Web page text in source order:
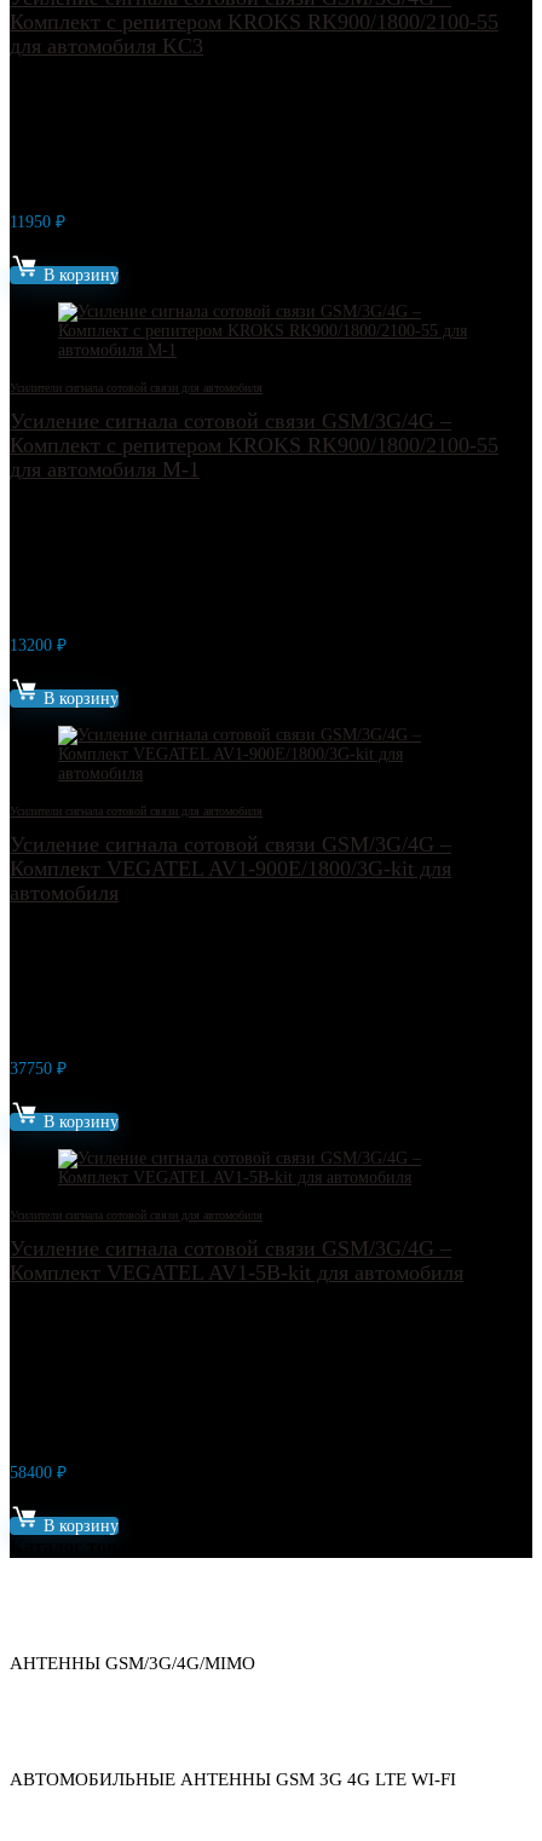
Комплект с репитером KROKS RK900/1800/2100-55
для автомобиля KC3
11950 ₽
В корзину
Усилители сигнала сотовой связи для автомобиля
Усиление сигнала сотовой связи GSM/3G/4G –
Комплект с репитером KROKS RK900/1800/2100-55
для автомобиля M-1
13200 ₽
В корзину
Усилители сигнала сотовой связи для автомобиля
Усиление сигнала сотовой связи GSM/3G/4G –
Комплект VEGATEL AV1-900E/1800/3G-kit для
автомобиля
37750 ₽
В корзину
Усилители сигнала сотовой связи для автомобиля
Усиление сигнала сотовой связи GSM/3G/4G –
Комплект VEGATEL AV1-5B-kit для автомобиля
58400 ₽
В корзину
АНТЕННЫ GSM/3G/4G/MIMO
АВТОМОБИЛЬНЫЕ АНТЕННЫ GSM 3G 4G LTE WI-FI